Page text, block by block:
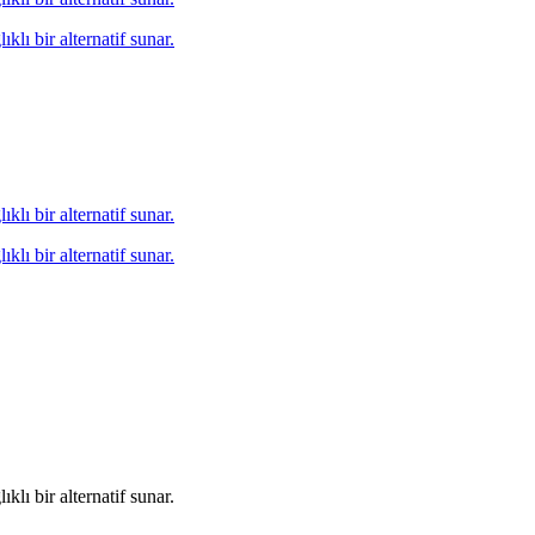
bir alternatif sunar.
bir alternatif sunar.
bir alternatif sunar.
bir alternatif sunar.